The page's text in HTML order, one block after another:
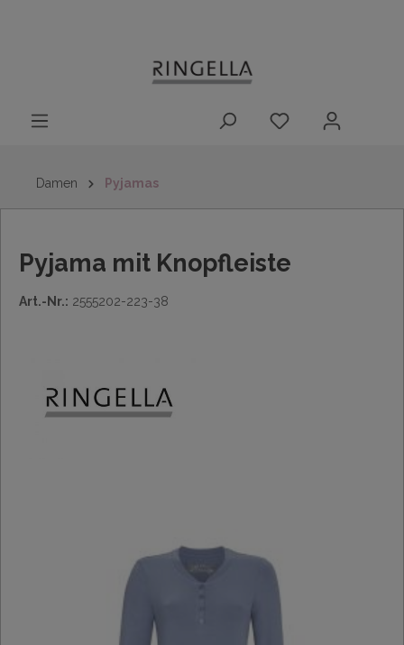
Damen Pyjamas
Pyjama mit Knopfleiste
Art.-Nr.: 2555202-223-38